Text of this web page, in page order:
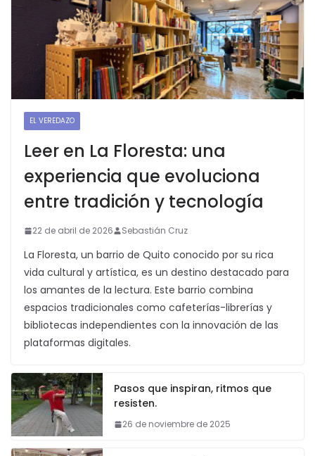
EL VEREDAZO
Leer en La Floresta: una
experiencia que evoluciona
entre tradición y tecnología
22 de abril de 2026 Sebastián Cruz
La Floresta, un barrio de Quito conocido por su rica
vida cultural y artística, es un destino destacado para
los amantes de la lectura. Este barrio combina
espacios tradicionales como cafeterías-librerías y
bibliotecas independientes con la innovación de las
plataformas digitales.
Pasos que inspiran, ritmos que
resisten.
26 de noviembre de 2025